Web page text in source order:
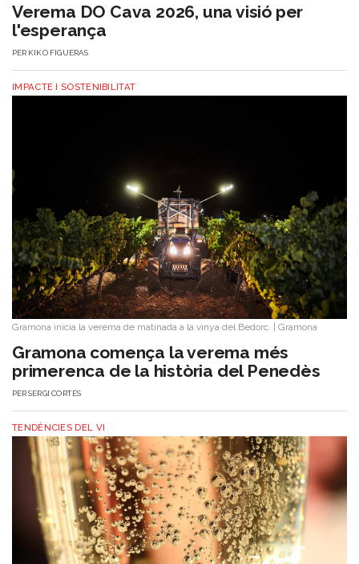
Verema DO Cava 2026, una visió per
l'esperança
PER KIKO FIGUERAS
IMPACTE I SOSTENIBILITAT
Gramona inicia la verema de matinada a la vinya del Bedorc. Gramona
Gramona comença la verema més
primerenca de la història del Penedès
PERSERGI CORTÉS
TENDÈNCIES DEL VI